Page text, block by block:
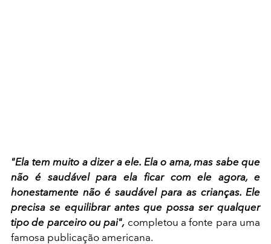
"Ela tem muito a dizer a ele. Ela o ama, mas sabe que
não é saudável para ela ficar com ele agora, e
honestamente não é saudável para as crianças. Ele
precisa se equilibrar antes que possa ser qualquer
tipo de parceiro ou pai", completou a fonte para uma
famosa publicação americana.